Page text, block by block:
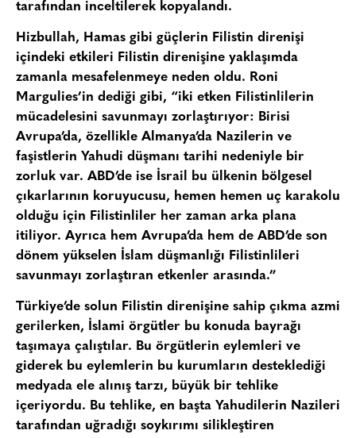
tarafından inceltilerek kopyalandı.
Hizbullah, Hamas gibi güçlerin Filistin direnişi
içindeki etkileri Filistin direnişine yaklaşımda
zamanla mesafelenmeye neden oldu. Roni
Margulies’in dediği gibi, “iki etken Filistinlilerin
mücadelesini savunmayı zorlaştırıyor: Birisi
Avrupa’da, özellikle Almanya’da Nazilerin ve
faşistlerin Yahudi düşmanı tarihi nedeniyle bir
zorluk var. ABD’de ise İsrail bu ülkenin bölgesel
çıkarlarının koruyucusu, hemen hemen uç karakolu
olduğu için Filistinliler her zaman arka plana
itiliyor. Ayrıca hem Avrupa’da hem de ABD’de son
dönem yükselen İslam düşmanlığı Filistinlileri
savunmayı zorlaştıran etkenler arasında.”
Türkiye’de solun Filistin direnişine sahip çıkma azmi
gerilerken, İslami örgütler bu konuda bayrağı
taşımaya çalıştılar. Bu örgütlerin eylemleri ve
giderek bu eylemlerin bu kurumların desteklediği
medyada ele alınış tarzı, büyük bir tehlike
içeriyordu. Bu tehlike, en başta Yahudilerin Nazileri
tarafından uğradığı soykırımı silikleştiren